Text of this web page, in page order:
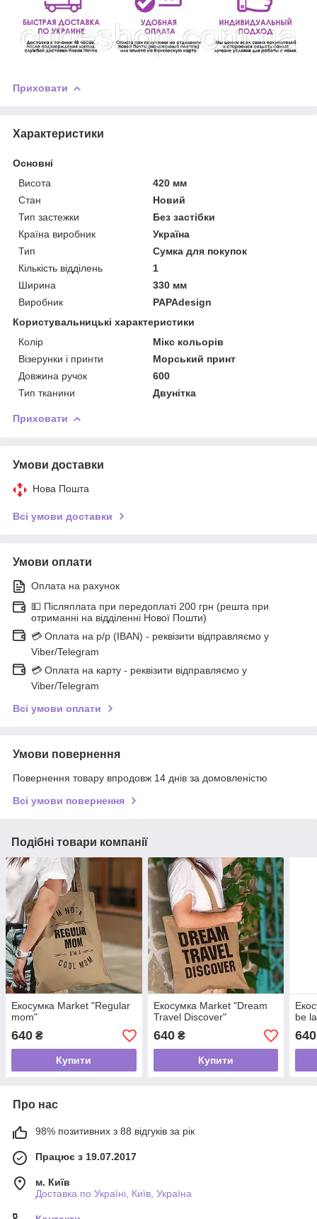
Приховати
Характеристики
Основні
Висота
420 мм
Стан
Новий
Тип застежки
Без застібки
Країна виробник
Україна
Тип
Сумка для покупок
Кількість відділень
1
Ширина
330 мм
Виробник
PAPAdesign
Користувальницькі характеристики
Колір
Мікс кольорів
Візерунки і принти
Морський принт
Довжина ручок
600
Тип тканини
Двунітка
Приховати
Умови доставки
Нова Пошта
Всі умови доставки
Умови оплати
Оплата на рахунок
💵 Післяплата при передоплаті 200 грн (решта при
отриманні на відділенні Нової Пошти)
💳 Оплата на р/р (IBAN) - реквізити відправляємо у
Viber/Telegram
💳 Оплата на карту - реквізити відправляємо у
Viber/Telegram
Всі умови оплати
Умови повернення
Повернення товару впродовж 14 днів за домовленістю
Всі умови повернення
Подібні товари компанії
Екосумка Market "Regular
mom"
640 ₴
Купити
Екосумка Market "Dream
Travel Discover"
640₴
Купити
be
640
Про нас
98% позитивних з 88 відгуків за рік
Працює з 19.07.2017
м. Київ
Доставка по Україні, Київ, Україна